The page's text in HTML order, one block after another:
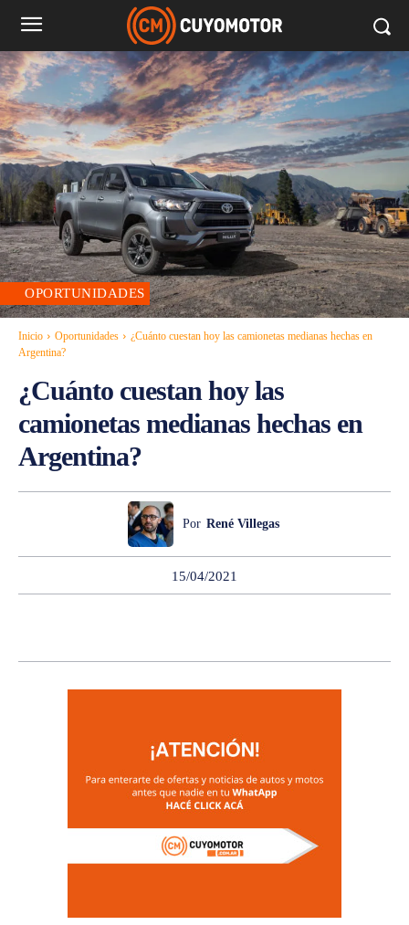
OPORTUNIDADES
Inicio Oportunidades
¿Cuánto cuestan hoy las camionetas medianas hechas en
Argentina?
¿Cuánto cuestan hoy las
camionetas medianas hechas en
Argentina?
Por René Villegas
15/04/2021